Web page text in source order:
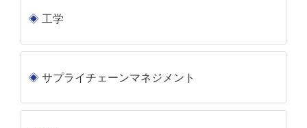
工学
サプライチェーンマネジメント